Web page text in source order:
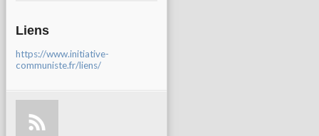
Liens
https://www.initiative-
communiste.fr/liens/